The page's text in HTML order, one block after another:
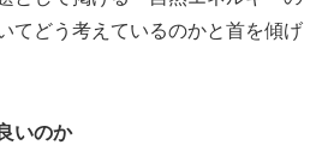
てどう考えているのかと首を傾げ
いのか